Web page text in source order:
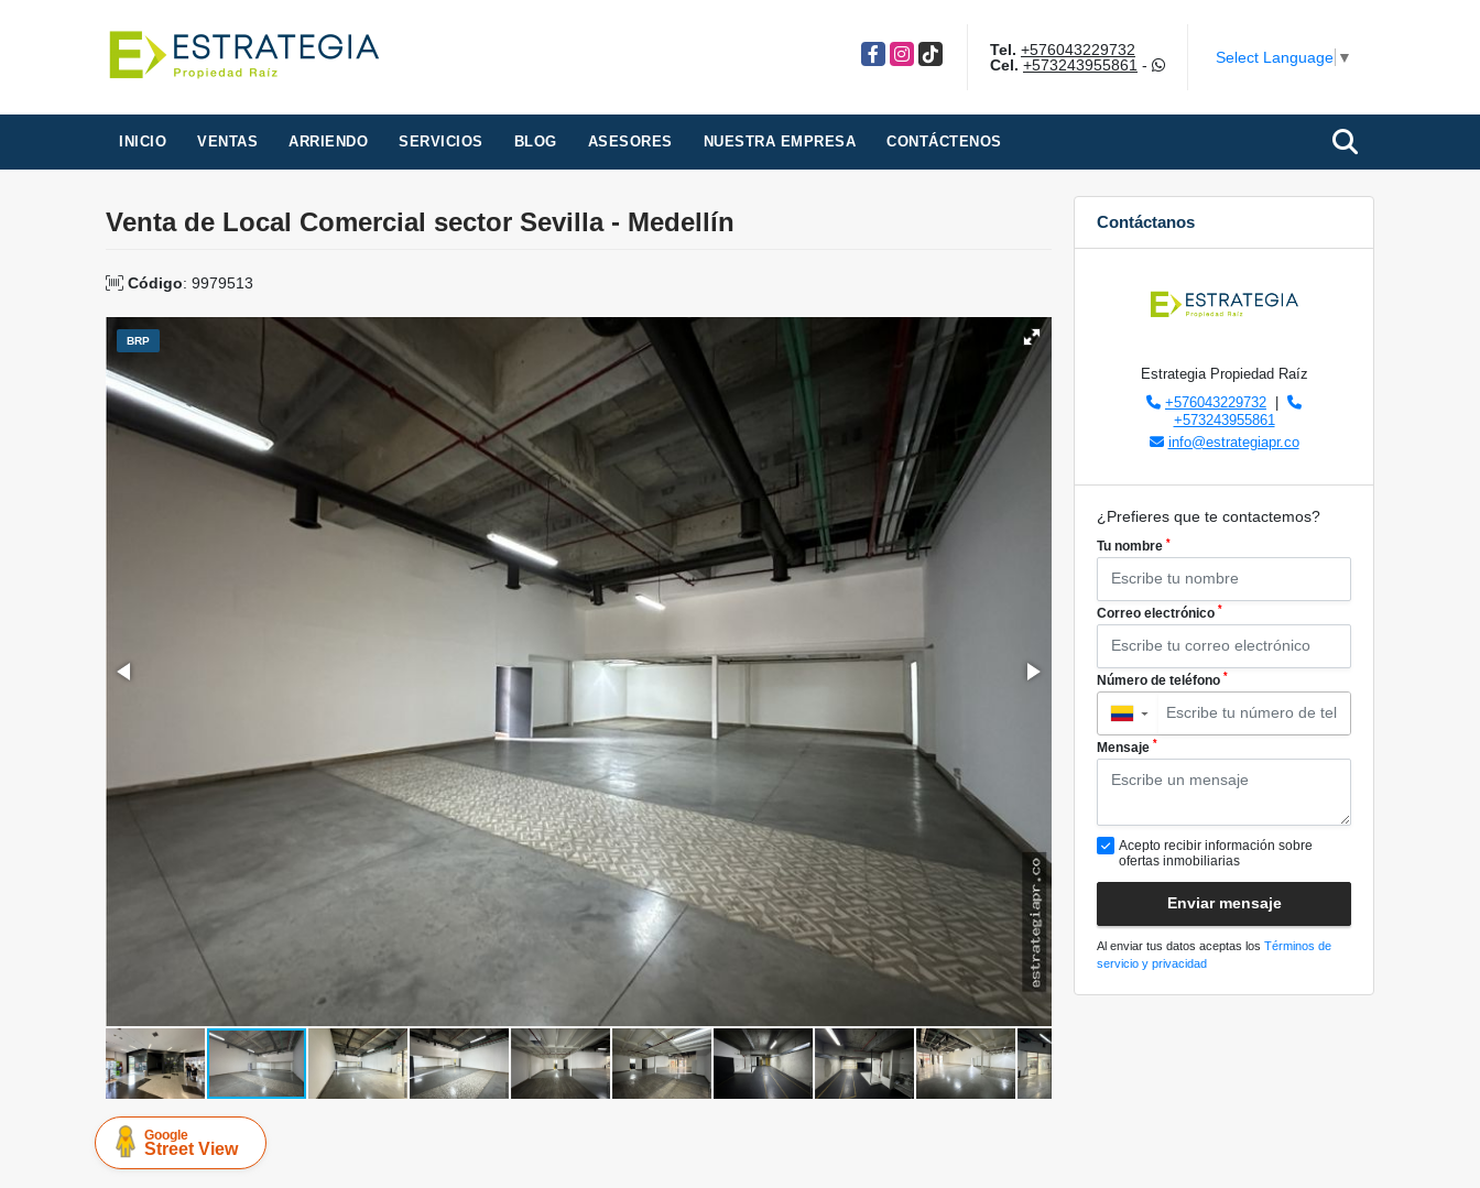
Facebook
Instagram
TikTok Tel. +576043229732
Cel. +573243955861 - Select Language ▼
INICIO VENTAS ARRIENDO SERVICIOS BLOG ASESORES NUESTRA EMPRESA CONTÁCTENOS
Venta de Local Comercial sector Sevilla - Medellín
Código: 9979513
BRP
Google
Street View
Contáctanos
Estrategia Propiedad Raíz
+576043229732
+573243955861
info@estrategiapr.co
¿Prefieres que te contactemos?
Tu nombre *
Correo electrónico *
Número de teléfono *
▼
Mensaje *
Acepto recibir información sobre
ofertas inmobiliarias
Enviar mensaje
Al enviar tus datos aceptas los Términos de
servicio y privacidad